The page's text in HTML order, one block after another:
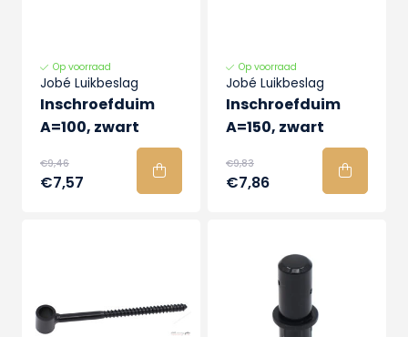
Op voorraad
Jobé Luikbeslag
Inschroefduim
A=100, zwart
€9,46
€7,57
Op voorraad
Jobé Luikbeslag
Inschroefduim
A=150, zwart
€9,83
€7,86